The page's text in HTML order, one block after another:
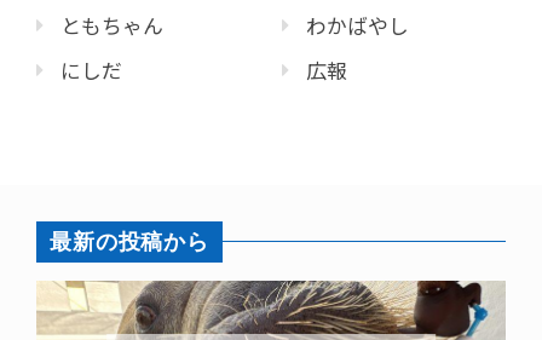
ともちゃん
にしだ
わかばやし
広報
最新の投稿から